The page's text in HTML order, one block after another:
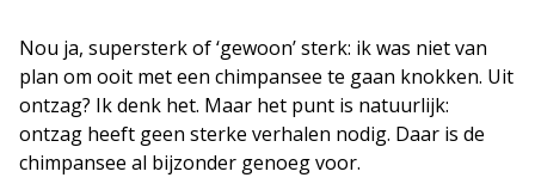
Nou ja, supersterk of ‘gewoon’ sterk: ik was niet van
plan om ooit met een chimpansee te gaan knokken. Uit
ontzag? Ik denk het. Maar het punt is natuurlijk:
ontzag heeft geen sterke verhalen nodig. Daar is de
chimpansee al bijzonder genoeg voor.